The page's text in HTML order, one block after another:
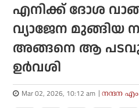
എനിക്ക് ദോശ
വ്യാജേന മുങ്ങിയ
അങ്ങനെ ആ
ഉർവശി
Mar 02, 2026, 10:12 am നന്ദന